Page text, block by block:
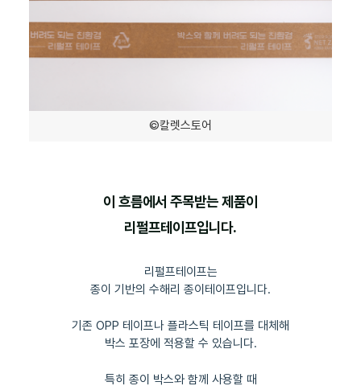
©칼렛스토어
이 흐름에서 주목받는 제품이
리펄프테이프입니다.
리펄프테이프는
종이 기반의 수해리 종이테이프입니다.
기존 OPP 테이프나 플라스틱 테이프를 대체해
박스 포장에 적용할 수 있습니다.
특히 종이 박스와 함께 사용할 때